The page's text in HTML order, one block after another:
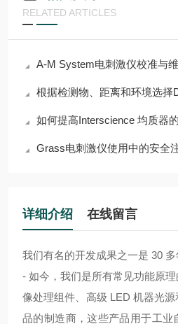
RELATED ARTICLES
A-M System电刺激仪校准与维护：输
根据检测物、距离和环境选择Di-
如何提高Interscience 均质器
Grass电刺激仪使用中的安全
详细介绍 在线留言
我们有名的开发成果之一是 30
- 如今，我们是所有常见功能原
像处理组件、高级 LED 机器光
品的制造商，这些产品用于工业